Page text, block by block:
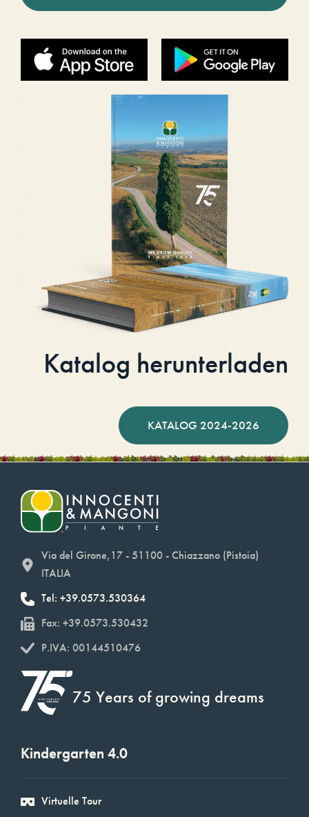
Katalog herunterladen
KATALOG 2024-2026
Via del Girone,17 - 51100 - Chiazzano (Pistoia)
ITALIA
Tel: +39.0573.530364
Fax: +39.0573.530432
P.IVA: 00144510476
75 Years of growing dreams
Kindergarten 4.0
Virtuelle Tour